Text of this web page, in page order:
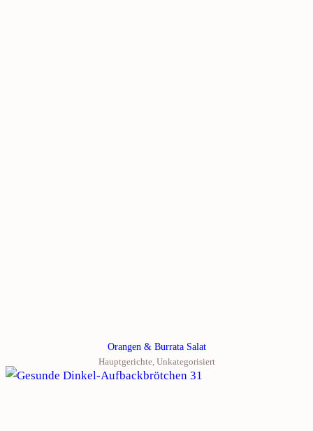
Orangen & Burrata Salat
Hauptgerichte, Unkategorisiert